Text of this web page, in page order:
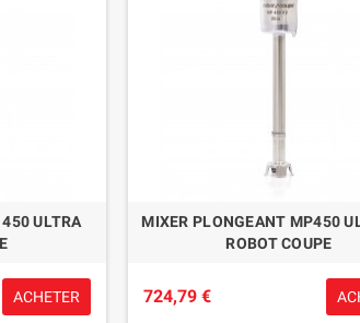
ULTRA
ACHETER
MIXER PLONGEANT MP450
ROBOT COUPE
724,79 €